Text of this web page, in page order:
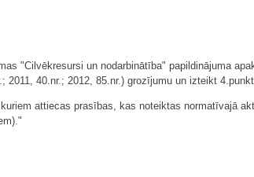
"Cilvēkresursi un nodarbinātība" papildinājuma
40.nr.; 2012, 85.nr.) grozījumu un izteikt
attiecas prasības, kas noteiktas normatīvajā